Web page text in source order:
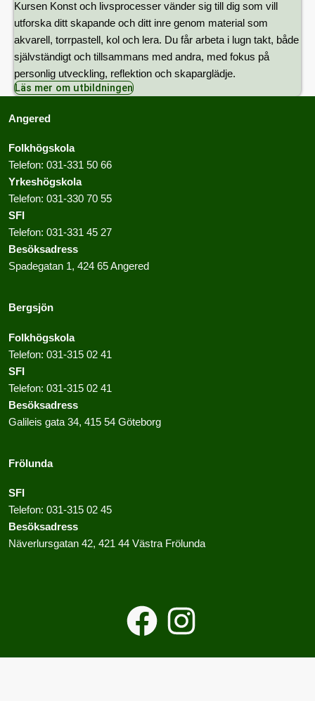
Kursen Konst och livsprocesser vänder sig till dig som vill
utforska ditt skapande och ditt inre genom material som
akvarell, torrpastell, kol och lera. Du får arbeta i lugn takt, både
självständigt och tillsammans med andra, med fokus på
personlig utveckling, reflektion och skaparglädje.
Läs mer om utbildningen
Angered
Folkhögskola
Telefon: 031-331 50 66
Yrkeshögskola
Telefon: 031-330 70 55
SFI
Telefon: 031-331 45 27
Besöksadress
Spadegatan 1, 424 65 Angered
Bergsjön
Folkhögskola
Telefon: 031-315 02 41
SFI
Telefon: 031-315 02 41
Besöksadress
Galileis gata 34, 415 54 Göteborg
Frölunda
SFI
Telefon: 031-315 02 45
Besöksadress
Näverlursgatan 42, 421 44 Västra Frölunda